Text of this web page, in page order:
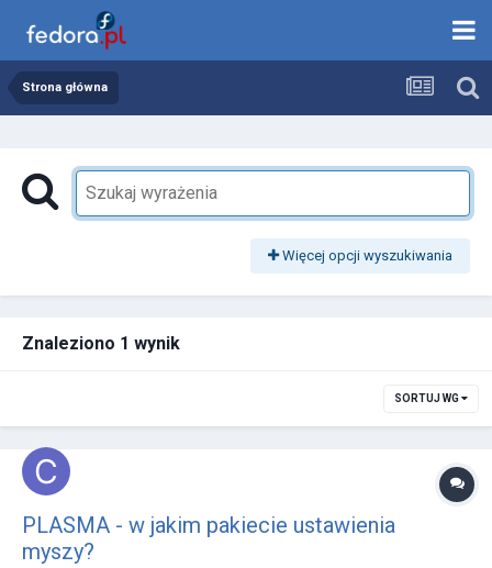
Strona główna
Więcej opcji wyszukiwania
Znaleziono 1 wynik
SORTUJ WG
PLASMA - w jakim pakiecie ustawienia
myszy?